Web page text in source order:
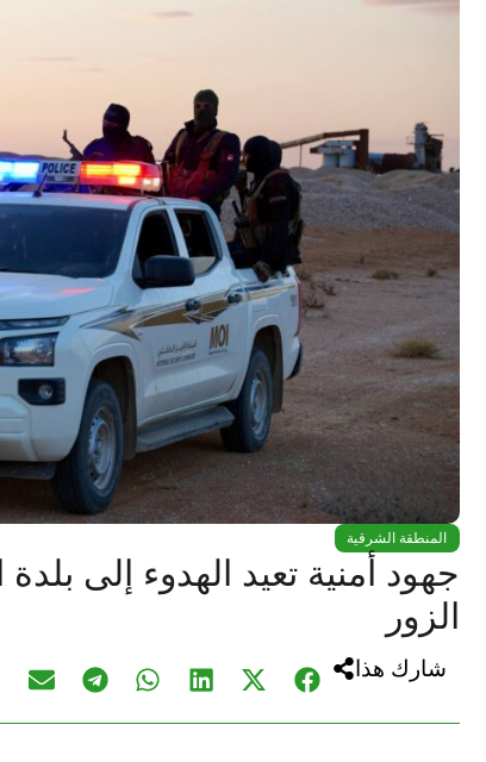
المنطقة الشرقية
جهود أمنية تعيد الهدوء إلى
الزور
شارك هذا